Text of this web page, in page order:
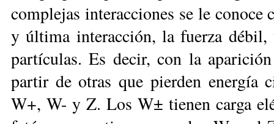
complejas interacciones se le
y última interacción, la fuerza
partículas. Es decir, con la
partir de otras que pierden energía
W+, W- y Z. Los W± tienen carga